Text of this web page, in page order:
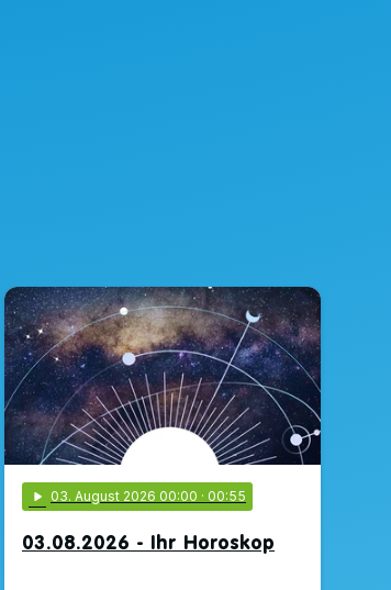
play_arrow 03. August 2026 00:00 · 00:55
03.08.2026 - Ihr Horoskop